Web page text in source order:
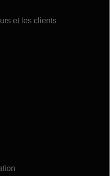
et les clients